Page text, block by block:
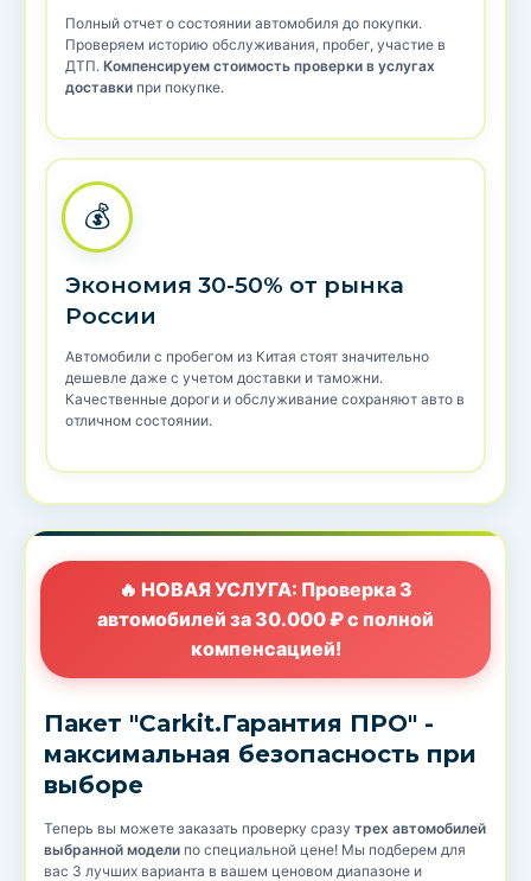
Полный отчет о состоянии автомобиля до покупки.
Проверяем историю обслуживания, пробег, участие в
ДТП. Компенсируем стоимость проверки в услугах
доставки при покупке.
💰
Экономия 30-50% от рынка
России
Автомобили с пробегом из Китая стоят значительно
дешевле даже с учетом доставки и таможни.
Качественные дороги и обслуживание сохраняют авто в
отличном состоянии.
🔥 НОВАЯ УСЛУГА: Проверка 3
автомобилей за 30.000 ₽ с полной
компенсацией!
Пакет "Carkit.Гарантия ПРО" -
максимальная безопасность при
выборе
Теперь вы можете заказать проверку сразу трех автомобилей
выбранной модели по специальной цене! Мы подберем для
вас 3 лучших варианта в вашем ценовом диапазоне и